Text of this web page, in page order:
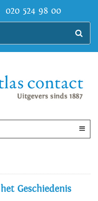
020 524 98 00
Geschiedenis